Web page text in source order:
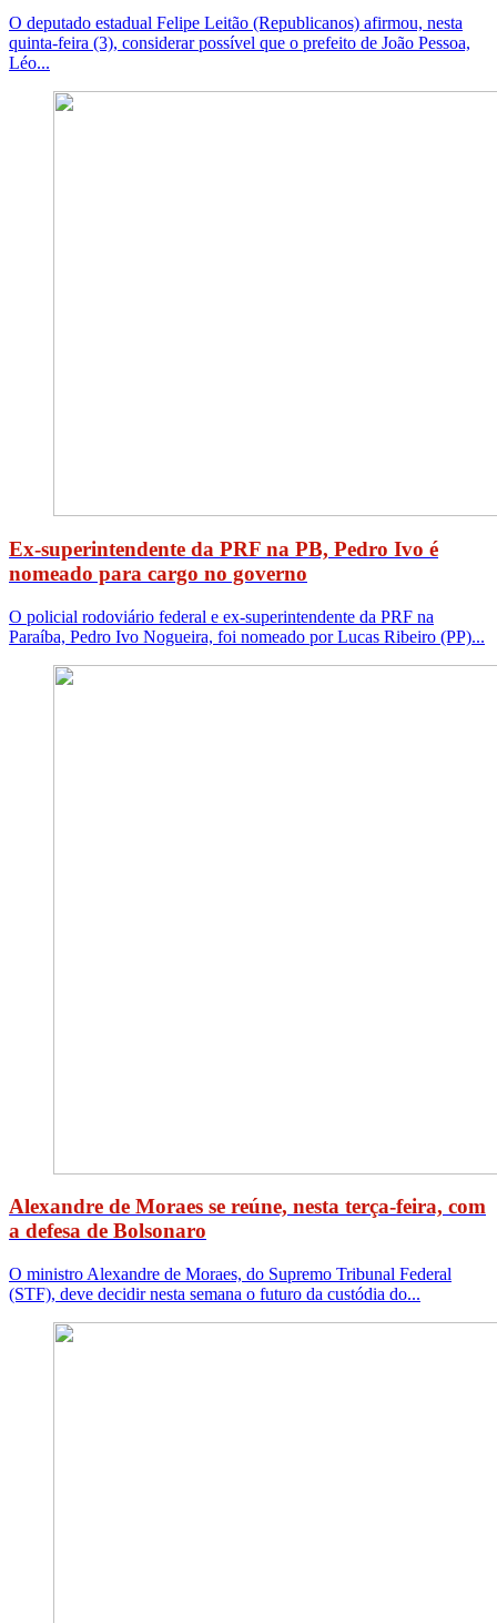
O deputado estadual Felipe Leitão (Republicanos) afirmou, nesta
quinta-feira (3), considerar possível que o prefeito de João Pessoa,
Léo...
Ex-superintendente da PRF na PB, Pedro Ivo é
nomeado para cargo no governo
O policial rodoviário federal e ex-superintendente da PRF na
Paraíba, Pedro Ivo Nogueira, foi nomeado por Lucas Ribeiro (PP)...
Alexandre de Moraes se reúne, nesta terça-feira, com
a defesa de Bolsonaro
O ministro Alexandre de Moraes, do Supremo Tribunal Federal
(STF), deve decidir nesta semana o futuro da custódia do...